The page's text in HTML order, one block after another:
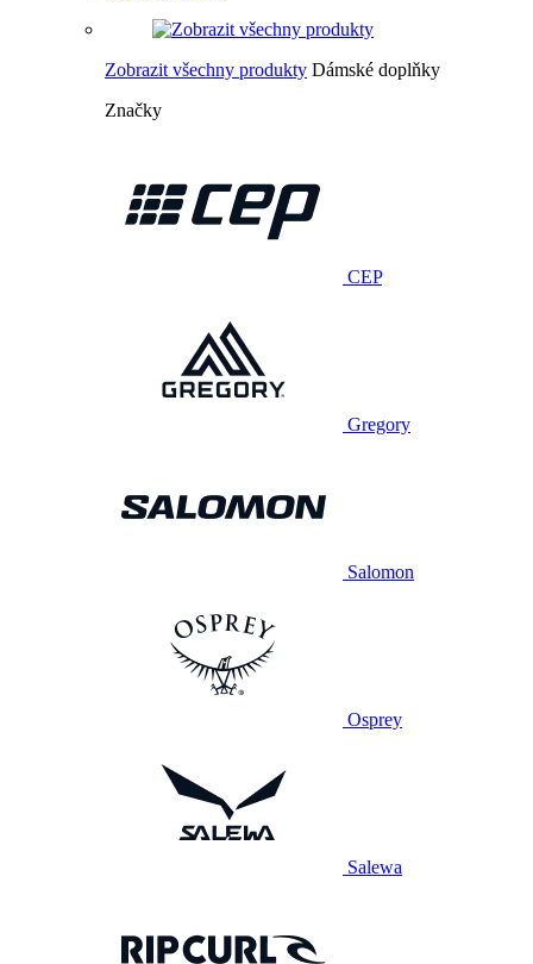
Zobrazit všechny produkty Dámské doplňky
Značky
CEP
Gregory
Salomon
Osprey
Salewa